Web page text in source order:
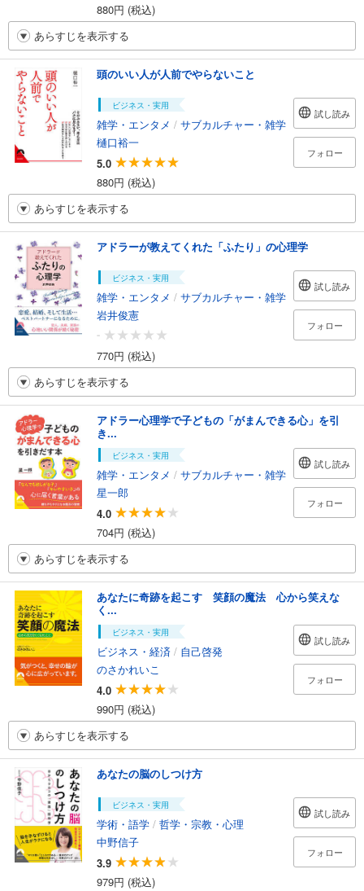
880円 (税込)
あらすじを表示する
頭のいい人が人前でやらないこと
ビジネス・実用
雑学・エンタメ / サブカルチャー・雑学
樋口裕一
5.0
880円 (税込)
試し読み
フォロー
あらすじを表示する
アドラーが教えてくれた「ふたり」の心理学
ビジネス・実用
雑学・エンタメ / サブカルチャー・雑学
岩井俊憲
-
770円 (税込)
試し読み
フォロー
あらすじを表示する
アドラー心理学で子どもの「がまんできる心」を引
き...
ビジネス・実用
雑学・エンタメ / サブカルチャー・雑学
星一郎
4.0
704円 (税込)
試し読み
フォロー
あらすじを表示する
あなたに奇跡を起こす 笑顔の魔法 心から笑えな
く...
ビジネス・実用
ビジネス・経済 / 自己啓発
のさかれいこ
4.0
990円 (税込)
試し読み
フォロー
あらすじを表示する
あなたの脳のしつけ方
ビジネス・実用
学術・語学 / 哲学・宗教・心理
中野信子
3.9
979円 (税込)
試し読み
フォロー